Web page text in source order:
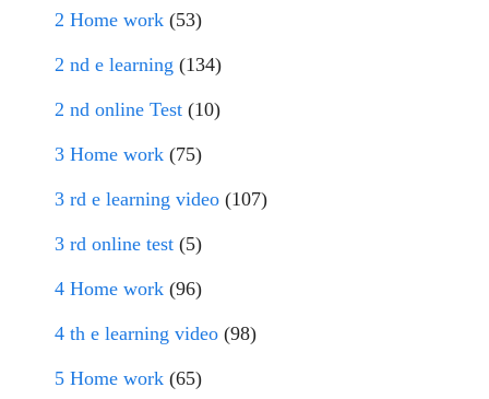
2 Home work (53)
2 nd e learning (134)
2 nd online Test (10)
3 Home work (75)
3 rd e learning video (107)
3 rd online test (5)
4 Home work (96)
4 th e learning video (98)
5 Home work (65)